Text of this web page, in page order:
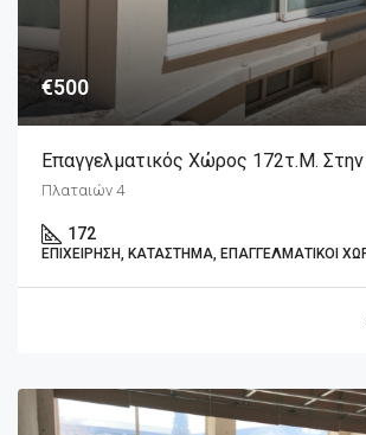
€500
Πλαταιών 4
172
ΕΠΙΧΕΊΡΗΣΗ, ΚΑΤΆΣΤΗΜΑ, ΕΠΑΓΓΕΛΜΑΤΙΚΟΊ